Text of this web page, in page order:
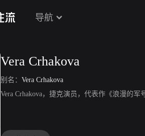
导航
Vera Crhakova
别名： Vera Crhakova
Vera Crhakova，捷克演员，代表作《浪漫的军